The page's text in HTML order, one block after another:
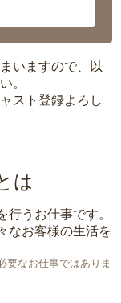
いますので、以
。
スト登録よろし
は
行うお仕事です。
なお客様の生活を
要なお仕事ではありま